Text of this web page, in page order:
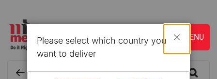
Please select which country you
want to deliver
Close